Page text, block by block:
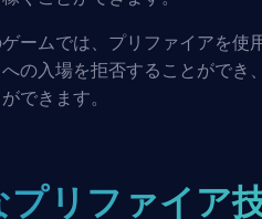
ームでは、プリファイアを使
の入場を拒否することができ
できます。
プリファイア